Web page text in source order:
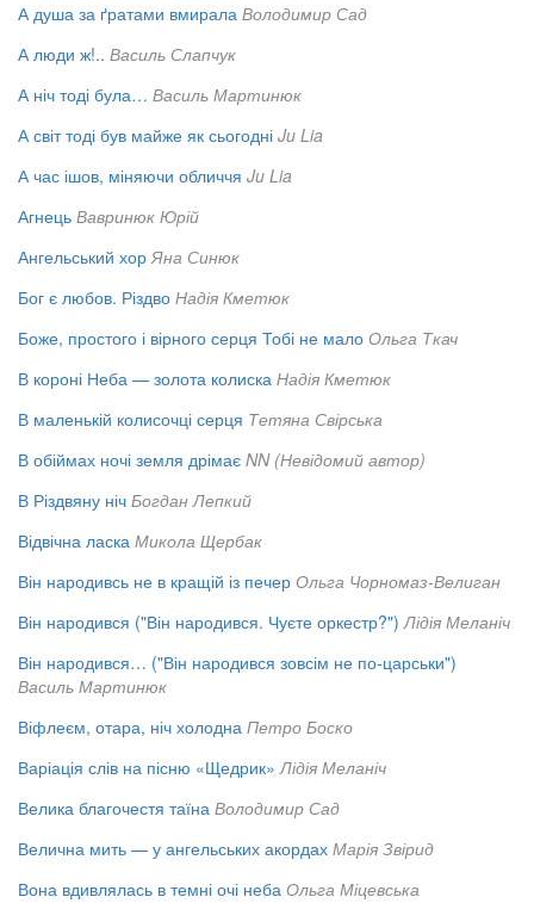
А душа за ґратами вмирала Володимир Сад
А люди ж!.. Василь Слапчук
А ніч тоді була… Василь Мартинюк
А світ тоді був майже як сьогодні Ju Lia
А час ішов, міняючи обличчя Ju Lia
Агнець Вавринюк Юрій
Ангельський хор Яна Синюк
Бог є любов. Різдво Надія Кметюк
Боже, простого і вірного серця Тобі не мало Ольга Ткач
В короні Неба — золота колиска Надія Кметюк
В маленькій колисочці серця Тетяна Свірська
В обіймах ночі земля дрімає NN (Невідомий автор)
В Різдвяну ніч Богдан Лепкий
Відвічна ласка Микола Щербак
Він народивсь не в кращій із печер Ольга Чорномаз-Велиган
Він народився ("Він народився. Чуєте оркестр?") Лідія Меланіч
Він народився… ("Він народився зовсім не по-царськи")
Василь Мартинюк
Віфлеєм, отара, ніч холодна Петро Боско
Варіація слів на пісню «Щедрик» Лідія Меланіч
Велика благочестя таїна Володимир Сад
Велична мить — у ангельських акордах Марія Звірид
Вона вдивлялась в темні очі неба Ольга Міцевська